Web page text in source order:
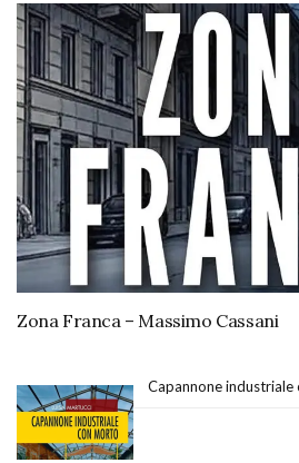
Zona Franca – Massimo Cassani
Capannone